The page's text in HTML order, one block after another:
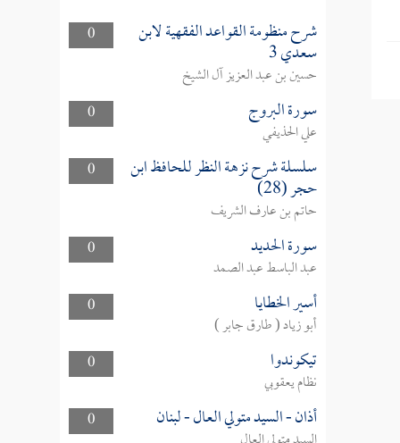
0 شرح منظومة القواعد الفقهية لابن
سعدي 3
حسين بن عبد العزيز آل الشيخ
0
سورة البروج
علي الحذيفي
0
سلسلة شرح نزهة النظر للحافظ ابن
حجر (28)
حاتم بن عارف الشريف
0
سورة الحديد
عبد الباسط عبد الصمد
0
أسير الخطايا
أبو زياد ( طارق جابر )
0
تيكوندوا
نظام يعقوبي
0
أذان - السيد متولي العال - لبنان